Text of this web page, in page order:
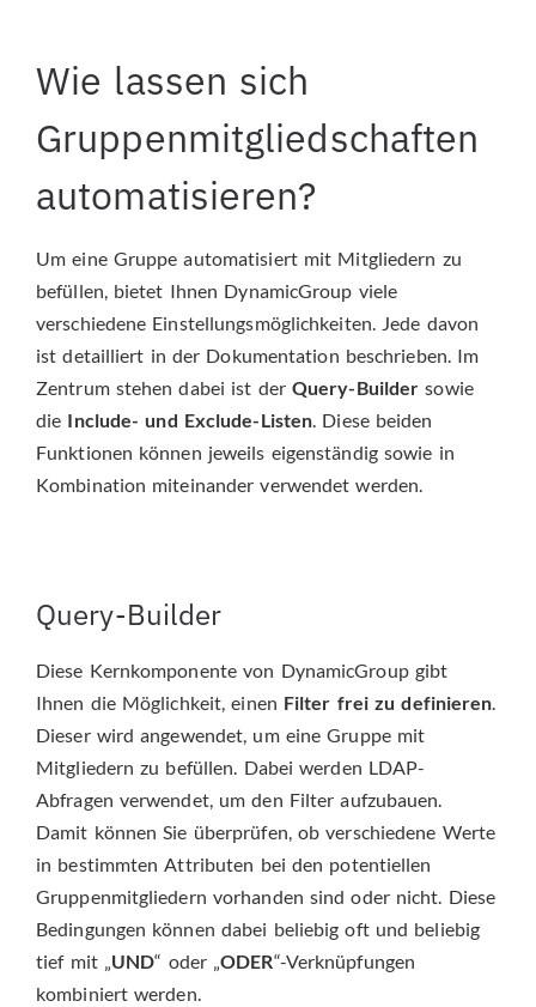
Wie lassen sich
Gruppenmitgliedschaften
automatisieren?
Um eine Gruppe automatisiert mit Mitgliedern zu
befüllen, bietet Ihnen DynamicGroup viele
verschiedene Einstellungsmöglichkeiten. Jede davon
ist detailliert in der Dokumentation beschrieben. Im
Zentrum stehen dabei ist der Query-Builder sowie
die Include- und Exclude-Listen. Diese beiden
Funktionen können jeweils eigenständig sowie in
Kombination miteinander verwendet werden.
Query-Builder
Diese Kernkomponente von DynamicGroup gibt
Ihnen die Möglichkeit, einen Filter frei zu definieren.
Dieser wird angewendet, um eine Gruppe mit
Mitgliedern zu befüllen. Dabei werden LDAP-
Abfragen verwendet, um den Filter aufzubauen.
Damit können Sie überprüfen, ob verschiedene Werte
in bestimmten Attributen bei den potentiellen
Gruppenmitgliedern vorhanden sind oder nicht. Diese
Bedingungen können dabei beliebig oft und beliebig
tief mit „UND“ oder „ODER“-Verknüpfungen
kombiniert werden.